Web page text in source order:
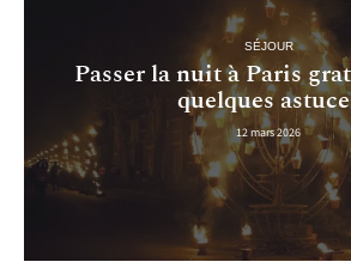
SÉJOUR
Passer la nuit à Paris
quelques
12 mars 2026